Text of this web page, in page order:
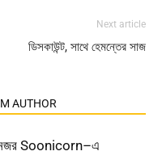
Next article
ডিসকাউন্ট, সাথে হেমন্তের সাজ
AUTHOR
Soonicorn–এ